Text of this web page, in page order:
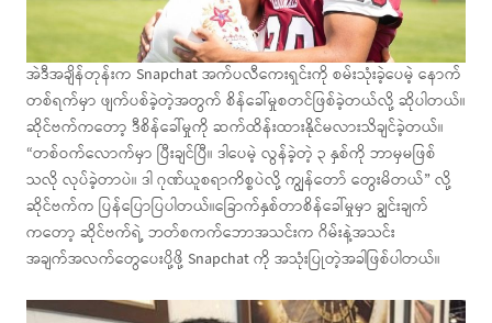
အဲဒီအချိန်တုန်းက Snapchat အက်ပလီကေးရှင်းကို စမ်းသုံးခဲ့ပေမဲ့ နောက်
တစ်ရက်မှာ ဖျက်ပစ်ခဲ့တဲ့အတွက် စိန်ခေါ်မှုစတင်ဖြစ်ခဲ့တယ်လို့ ဆိုပါတယ်။
ဆိုင်ဗက်ကတော့ ဒီစိန်ခေါ်မှုကို ဆက်ထိန်းထားနိုင်မလားသိချင်ခဲ့တယ်။
“တစ်ဝက်လောက်မှာ ပြီးချင်ပြီ။ ဒါပေမဲ့ လွန်ခဲ့တဲ့ ၃ နှစ်ကို ဘာမှမဖြစ်
သလို လုပ်ခဲ့တာပဲ။ ဒါ ဂုဏ်ယူစရာကိစ္စပဲလို့ ကျွန်တော် တွေးမိတယ်” လို့
ဆိုင်ဗက်က ပြန်ပြောပြပါတယ်။ခြောက်နှစ်တာစိန်ခေါ်မှုမှာ ချွင်းချက်
ကတော့ ဆိုင်ဗက်ရဲ့ ဘတ်စကက်ဘောအသင်းက ဂိမ်းနဲ့အသင်း
အချက်အလက်တွေပေးပို့ဖို့ Snapchat ကို အသုံးပြုတဲ့အခါဖြစ်ပါတယ်။